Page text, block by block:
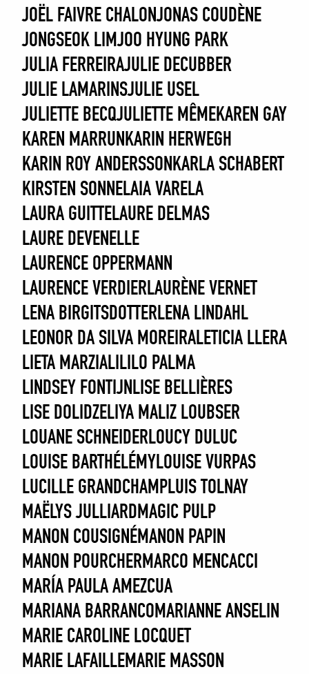
JOËL FAIVRE CHALONJONAS COUDÈNE
JONGSEOK LIMJOO HYUNG PARK
JULIA FERREIRAJULIE DECUBBER
JULIE LAMARINSJULIE USEL
JULIETTE BECQJULIETTE MÊMEKAREN GAY
KAREN MARRUNKARIN HERWEGH
KARIN ROY ANDERSSONKARLA SCHABERT
KIRSTEN SONNELAIA VARELA
LAURA GUITTELAURE DELMAS
LAURE DEVENELLE
LAURENCE OPPERMANN
LAURENCE VERDIERLAURÈNE VERNET
LENA BIRGITSDOTTERLENA LINDAHL
LEONOR DA SILVA MOREIRALETICIA LLERA
LIETA MARZIALILILO PALMA
LINDSEY FONTIJNLISE BELLIÈRES
LISE DOLIDZELIYA MALIZ LOUBSER
LOUANE SCHNEIDERLOUCY DULUC
LOUISE BARTHÉLÉMYLOUISE VURPAS
LUCILLE GRANDCHAMPLUIS TOLNAY
MAËLYS JULLIARDMAGIC PULP
MANON COUSIGNÉMANON PAPIN
MANON POURCHERMARCO MENCACCI
MARÍA PAULA AMEZCUA
MARIANA BARRANCOMARIANNE ANSELIN
MARIE CAROLINE LOCQUET
MARIE LAFAILLEMARIE MASSON
RECHERCHER